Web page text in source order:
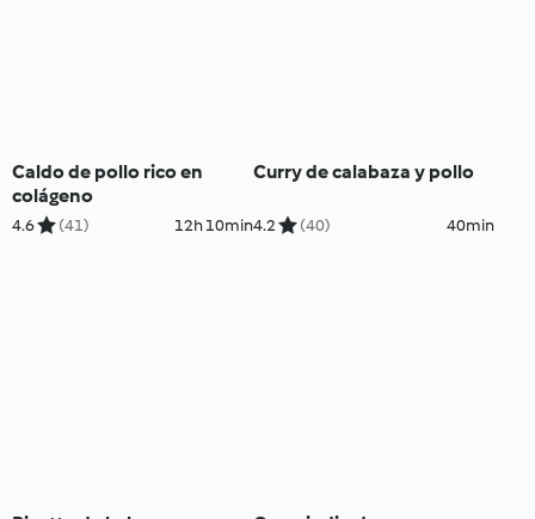
Caldo de pollo rico en
colágeno
4.6 (41) 12h 10min
Curry de calabaza y pollo
4.2 (40) 40min